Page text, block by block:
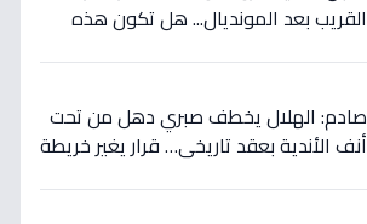
القريب بعد المونديال... هل تكون هذه
صادم: الهلال يخطف صبري دهل من تحت
أنف الأندية بعقد تاريخي… قرار يغير خريطة